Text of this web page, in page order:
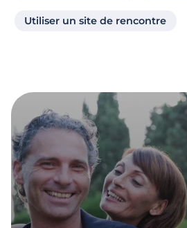
Utiliser un site de rencontre